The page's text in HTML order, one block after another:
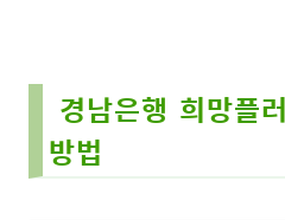
경남은행 희망플
방법